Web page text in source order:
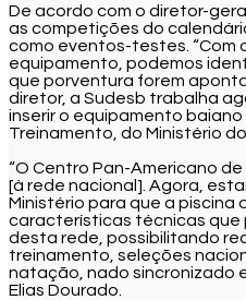
De acordo com o diretor-
as competições do
como eventos-testes. “Com
equipamento, podemos
que porventura forem
diretor, a Sudesb trabalha
inserir o equipamento
Treinamento, do Ministério
“O Centro Pan-Americano
[à rede nacional]. Agora,
Ministério para que a piscina
características técnicas que
desta rede, possibilitando
treinamento, seleções
natação, nado sincronizado
Elias Dourado.